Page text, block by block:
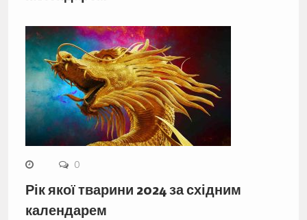
0
Рік якої тварини 2024 за східним
календарем